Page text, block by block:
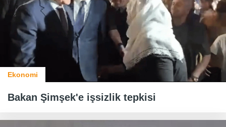
Ekonomi
Bakan Şimşek'e işsizlik tepkisi